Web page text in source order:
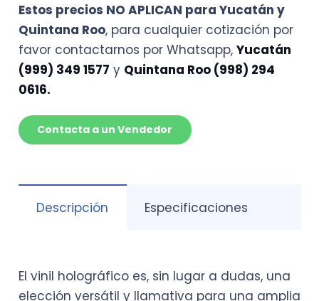
(rollo
de
1.27x50mts)
cantidad
Estos precios NO APLICAN para Yucatán y
Quintana Roo, para cualquier cotización por
favor contactarnos por Whatsapp, Yucatán
(999) 349 1577 y Quintana Roo (998) 294
0616.
Contacta a un Vendedor
Descripción Especificaciones
El vinil holográfico es, sin lugar a dudas, una
elección versátil y llamativa para una amplia